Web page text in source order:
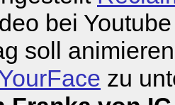
bei
soll
zu